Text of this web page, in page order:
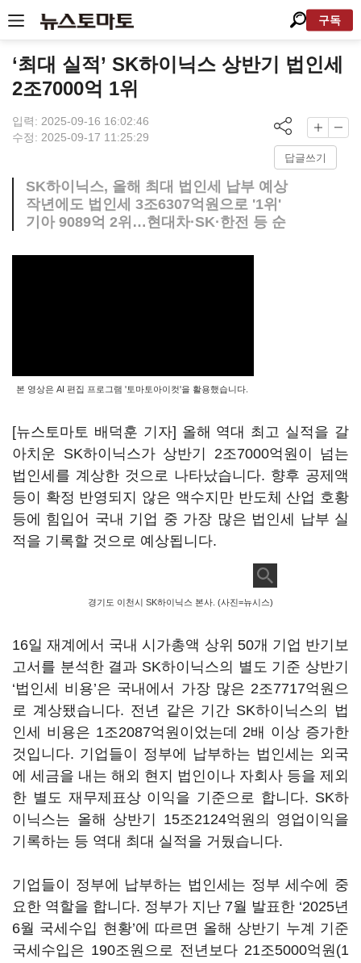
구독
‘최대 실적’ SK하이닉스 상반기 법인세
2조7000억 1위
입력: 2025-09-16 16:02:46
수정: 2025-09-17 11:25:29
답글쓰기
SK하이닉스, 올해 최대 법인세 납부 예상
작년에도 법인세 3조6307억원으로 '1위'
기아 9089억 2위…현대차·SK·한전 등 순
본 영상은 AI 편집 프로그램 '토마토아이컷'을 활용했습니다.
[뉴스토마토 배덕훈 기자] 올해 역대 최고 실적을 갈
아치운 SK하이닉스가 상반기 2조7000억원이 넘는
법인세를 계상한 것으로 나타났습니다. 향후 공제액
등이 확정 반영되지 않은 액수지만 반도체 산업 호황
등에 힘입어 국내 기업 중 가장 많은 법인세 납부 실
적을 기록할 것으로 예상됩니다.
경기도 이천시 SK하이닉스 본사. (사진=뉴시스)
16일 재계에서 국내 시가총액 상위 50개 기업 반기보
고서를 분석한 결과 SK하이닉스의 별도 기준 상반기
‘법인세 비용’은 국내에서 가장 많은 2조7717억원으
로 계상됐습니다. 전년 같은 기간 SK하이닉스의 법
인세 비용은 1조2087억원이었는데 2배 이상 증가한
것입니다. 기업들이 정부에 납부하는 법인세는 외국
에 세금을 내는 해외 현지 법인이나 자회사 등을 제외
한 별도 재무제표상 이익을 기준으로 합니다. SK하
이닉스는 올해 상반기 15조2124억원의 영업이익을
기록하는 등 역대 최대 실적을 거뒀습니다.
기업들이 정부에 납부하는 법인세는 정부 세수에 중
요한 역할을 합니다. 정부가 지난 7월 발표한 ‘2025년
6월 국세수입 현황’에 따르면 올해 상반기 누계 기준
국세수입은 190조원으로 전년보다 21조5000억원 (1